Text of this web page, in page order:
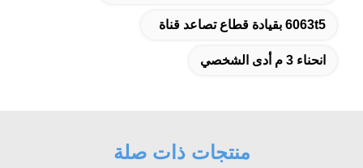
6063t5 بقيادة قطاع تصاعد قناة
انحناء 3 م أدى الشخصي
منتجات ذات صلة